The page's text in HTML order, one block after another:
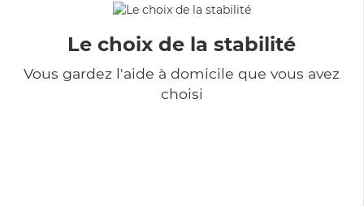
Le choix de la stabilité
Vous gardez l'aide à domicile que vous avez
choisi